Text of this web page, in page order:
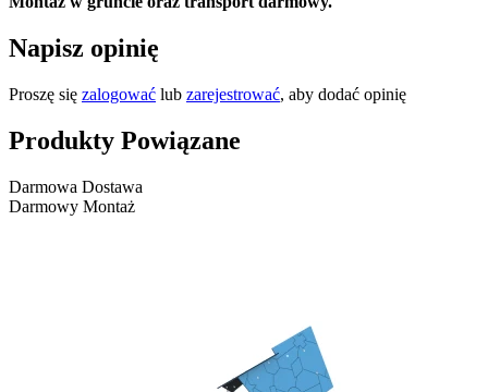
Napisz opinię
Proszę się zalogować lub zarejestrować, aby dodać opinię
Produkty Powiązane
Darmowa Dostawa
Darmowy Montaż